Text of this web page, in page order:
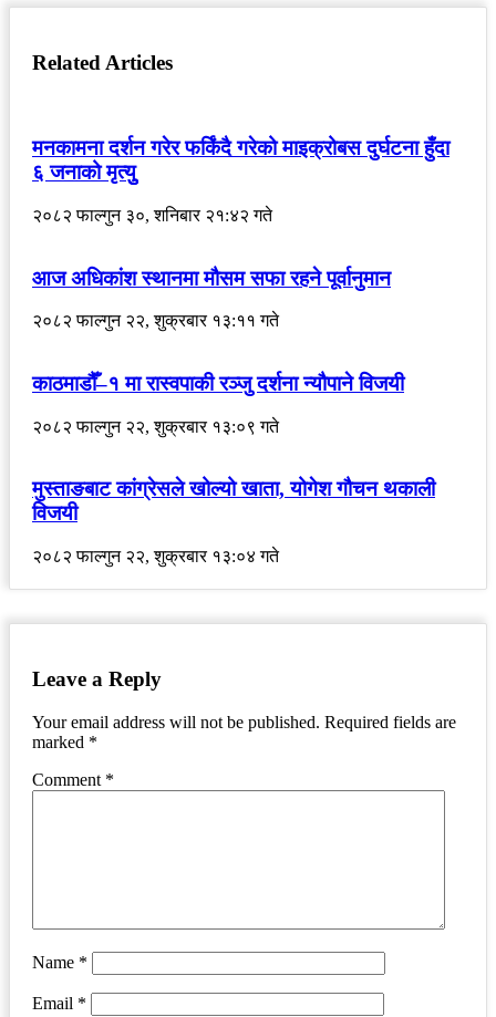
Related Articles
मनकामना दर्शन गरेर फर्किंदै गरेको माइक्रोबस दुर्घटना हुँदा
६ जनाको मृत्युु
२०८२ फाल्गुन ३०, शनिबार २१:४२ गते
आज अधिकांश स्थानमा मौसम सफा रहने पूर्वानुमान
२०८२ फाल्गुन २२, शुक्रबार १३:११ गते
काठमाडौँ–१ मा रास्वपाकी रञ्जु दर्शना न्यौपाने विजयी
२०८२ फाल्गुन २२, शुक्रबार १३:०९ गते
मुस्ताङबाट कांग्रेसले खोल्यो खाता, योगेश गौचन थकाली
विजयी
२०८२ फाल्गुन २२, शुक्रबार १३:०४ गते
Leave a Reply
Your email address will not be published. Required fields are
marked *
Comment *
Name *
Email *